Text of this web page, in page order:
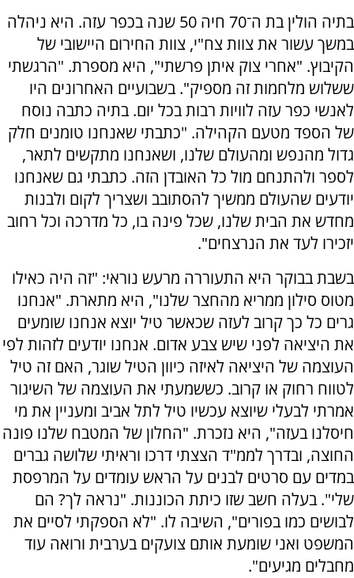
בתיה הולין בת ה־70 חיה 50 שנה בכפר עזה. היא ניהלה
במשך עשור את צוות צח"י, צוות החירום היישובי של
הקיבוץ. "אחרי צוק איתן פרשתי", היא מספרת. "הרגשתי
ששלוש מלחמות זה מספיק". בשבועיים האחרונים היו
לאנשי כפר עזה לוויות רבות בכל יום. בתיה כתבה נוסח
של הספד מטעם הקהילה. "כתבתי שאנחנו טומנים חלק
גדול מהנפש ומהעולם שלנו, ושאנחנו מתקשים לתאר,
לספר ולהתנחם מול כל האובדן הזה. כתבתי גם שאנחנו
יודעים שהעולם ממשיך להסתובב ושצריך לקום ולבנות
מחדש את הבית שלנו, שכל פינה בו, כל מדרכה וכל רחוב
יזכירו לעד את הנרצחים".
בשבת בבוקר היא התעוררה מרעש נוראי: "זה היה כאילו
מטוס סילון ממריא מהחצר שלנו", היא מתארת. "אנחנו
גרים כל כך קרוב לעזה שכאשר טיל יוצא אנחנו שומעים
את היציאה לפני שיש צבע אדום. אנחנו יודעים לזהות לפי
העוצמה של היציאה לאיזה כיוון הטיל שוגר, האם זה טיל
לטווח רחוק או קרוב. כששמעתי את העוצמה של השיגור
אמרתי לבעלי שיוצא עכשיו טיל לתל אביב ומעניין את מי
חיסלנו בעזה", היא נזכרת. "החלון של המטבח שלנו פונה
החוצה, ובדרך לממ"ד הצצתי דרכו וראיתי שלושה גברים
במדים עם סרטים לבנים על הראש עומדים על המרפסת
שלי". בעלה חשב שזו כיתת הכוננות. "נראה לך? הם
לבושים כמו בפורים", השיבה לו. "לא הספקתי לסיים את
המשפט ואני שומעת אותם צועקים בערבית ורואה עוד
מחבלים מגיעים".